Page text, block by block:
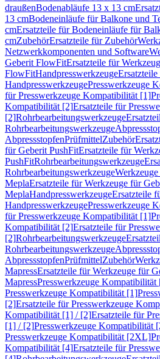
draußenBodenabläufe 13 x 13 cm
13 cmBodeneinläufe für Balkone und
cmErsatzteile für Bodeneinläufe für
cmZubehörErsatzteile für Zubehör
Netzwerkkomponenten und Software
Geberit FlowFitErsatzteile für
FlowFitHandpresswerkzeuge
HandpresswerkzeugePresswerkzeuge
für Presswerkzeuge Kompatibilität [1]
Kompatibilität [2]Ersatzteile für
[2]Rohrbearbeitungswerkzeuge
Rohrbearbeitungswerkzeuge
AbpressstopfenPrüfmittelZubehör
für Geberit PushFitErsatzteile für
PushFitRohrbearbeitungswerkzeuge
Rohrbearbeitungswerkzeuge
MeplaErsatzteile für Werkzeuge für
MeplaHandpresswerkzeugeErsatzteile
HandpresswerkzeugePresswerkzeuge
für Presswerkzeuge Kompatibilität [1]
Kompatibilität [2]Ersatzteile für
[2]Rohrbearbeitungswerkzeuge
Rohrbearbeitungswerkzeuge
AbpressstopfenPrüfmittelZubehör
MapressErsatzteile für Werkzeuge für
MapressPresswerkzeuge Kompatibilität
Presswerkzeuge Kompatibilität [1]
[2]Ersatzteile für Presswerkzeuge
Kompatibilität [1] / [2]Ersatzteile für
[1] / [2]Presswerkzeuge Kompatibilität
Presswerkzeuge Kompatibilität [2XL]
Kompatibilität [4]Ersatzteile für